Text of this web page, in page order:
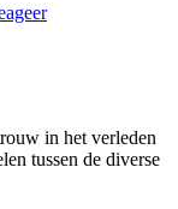
in het verleden
tussen de diverse